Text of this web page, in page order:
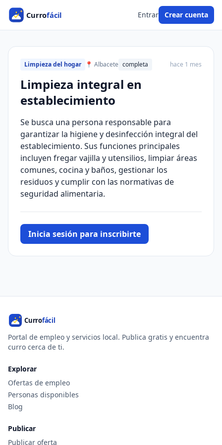
Entrar Crear cuenta
Limpieza del hogar 📍 Albacete completa hace 1 mes
Limpieza integral en
establecimiento
Se busca una persona responsable para
garantizar la higiene y desinfección integral del
establecimiento. Sus funciones principales
incluyen fregar vajilla y utensilios, limpiar áreas
comunes, cocina y baños, gestionar los
residuos y cumplir con las normativas de
seguridad alimentaria.
Inicia sesión para inscribirte
Portal de empleo y servicios local. Publica gratis y encuentra
curro cerca de ti.
Explorar
Ofertas de empleo
Personas disponibles
Blog
Publicar
Publicar oferta